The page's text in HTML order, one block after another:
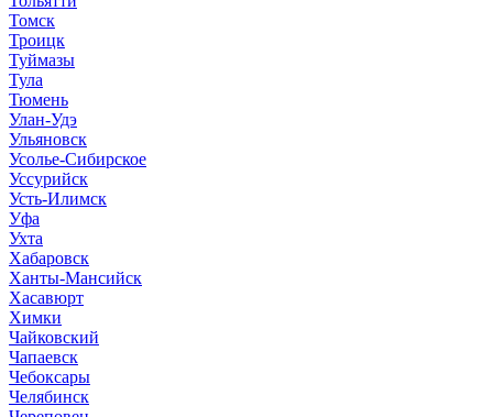
Томск
Троицк
Туймазы
Тула
Тюмень
Улан-Удэ
Ульяновск
Усолье-Сибирское
Уссурийск
Усть-Илимск
Уфа
Ухта
Хабаровск
Ханты-Мансийск
Хасавюрт
Химки
Чайковский
Чапаевск
Чебоксары
Челябинск